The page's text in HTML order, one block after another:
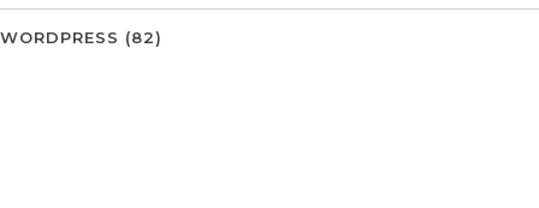
WORDPRESS (82)